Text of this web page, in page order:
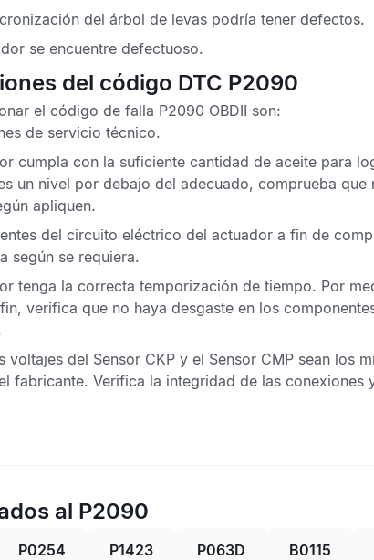
del árbol de levas podría tener defectos.
se encuentre defectuoso.
del código DTC P2090
el código de falla P2090 OBDII son:
de servicio técnico.
cumpla con la suficiente cantidad de aceite para
un nivel por debajo del adecuado, comprueba que
apliquen.
del circuito eléctrico del actuador a fin de
según se requiera.
tenga la correcta temporización de tiempo. Por
verifica que no haya desgaste en los
voltajes del Sensor CKP y el Sensor CMP sean los
fabricante. Verifica la integridad de las conexiones
al P2090
P0254 P1423 P063D B0115